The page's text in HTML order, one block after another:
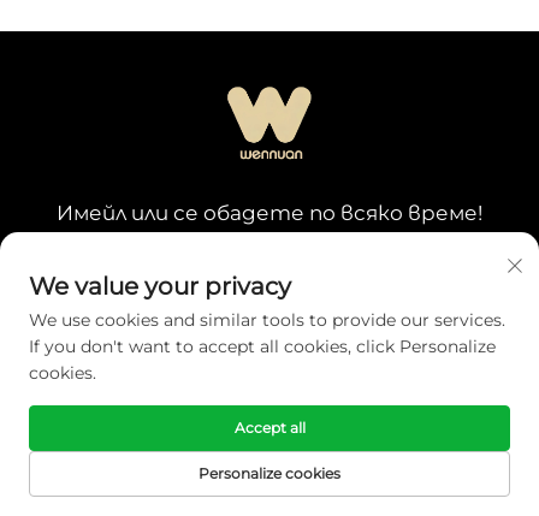
Имейл или се обадете по всяко време!
СЪБ - НЕД: 8:00 - 22:00
Получете безплатна оферта
Нашият представител ще се свърже с вас
скоро.
We value your privacy
We use cookies and similar tools to provide our services.
If you don't want to accept all cookies, click Personalize
cookies.
Personalize cookies
Accept all